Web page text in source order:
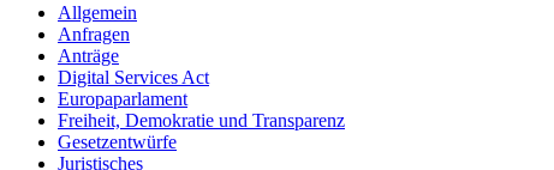
Allgemein
Anfragen
Anträge
Digital Services Act
Europaparlament
Freiheit, Demokratie und Transparenz
Gesetzentwürfe
Juristisches